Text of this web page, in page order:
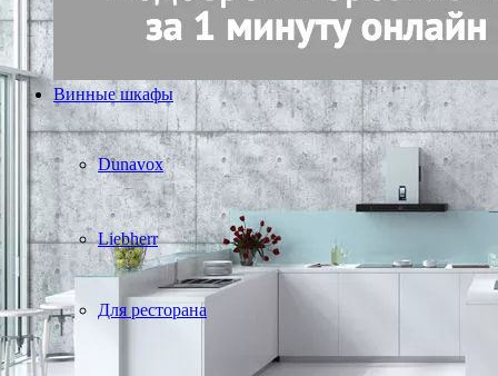
Винные шкафы
Dunavox
Liebherr
Для ресторана